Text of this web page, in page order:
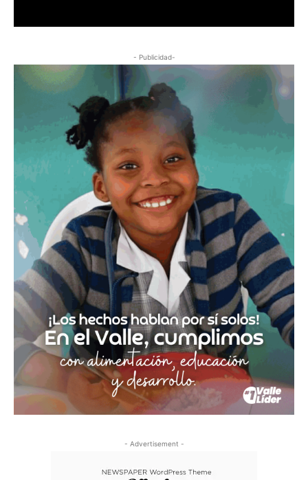
- Publicidad-
- Advertisement -